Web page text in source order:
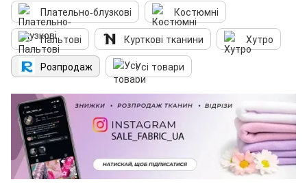
Плательно-блузкові
Костюмні
Пальтові
Курткові тканини
Хутро
Розпродаж
Усі товари